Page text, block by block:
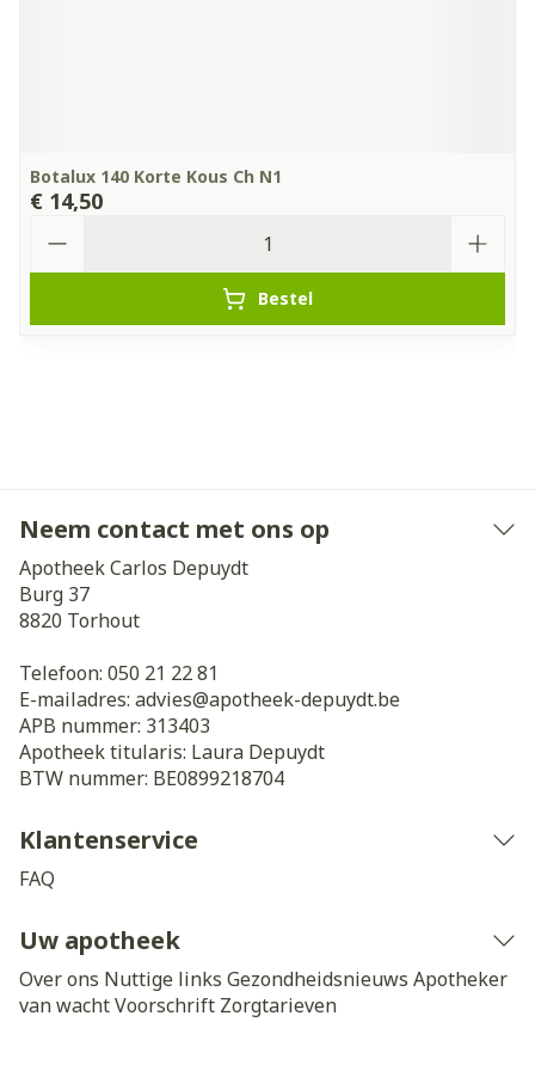
Botalux 140 Korte Kous Ch N1
€ 14,50
Bestel
Neem contact met ons op
Apotheek Carlos Depuydt
Burg 37
8820 Torhout
Telefoon: 050 21 22 81
E-mailadres: advies@apotheek-depuydt.be
APB nummer: 313403
Apotheek titularis: Laura Depuydt
BTW nummer: BE0899218704
Klantenservice
FAQ
Uw apotheek
Over ons Nuttige links Gezondheidsnieuws Apotheker
van wachtVoorschrift Zorgtarieven